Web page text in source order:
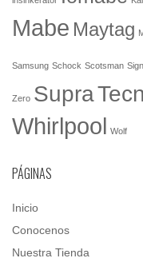
Mabe Maytag
Samsung Schock Scotsman
Zero Supra
Whirlpool Wolf
PÁGINAS
Inicio
Conocenos
Nuestra Tienda